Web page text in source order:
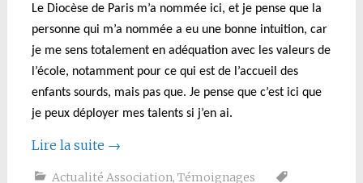
Le Diocèse de Paris m’a nommée ici, et je pense que la
personne qui m’a nommée a eu une bonne intuition, car
je me sens totalement en adéquation avec les valeurs de
l’école, notamment pour ce qui est de l’accueil des
enfants sourds, mais pas que. Je pense que c’est ici que
je peux déployer mes talents si j’en ai.
Lire la suite →
Actualité Association, Témoignages